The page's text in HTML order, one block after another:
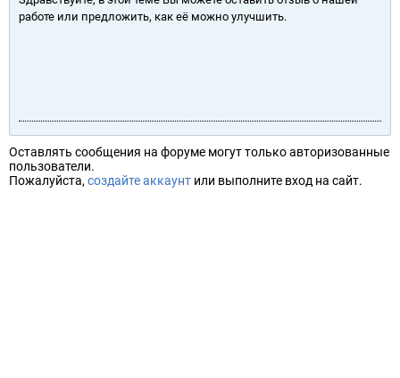
работе или предложить, как её можно улучшить.
Оставлять сообщения на форуме могут только авторизованные
пользователи.
Пожалуйста, создайте аккаунт или выполните вход на сайт.